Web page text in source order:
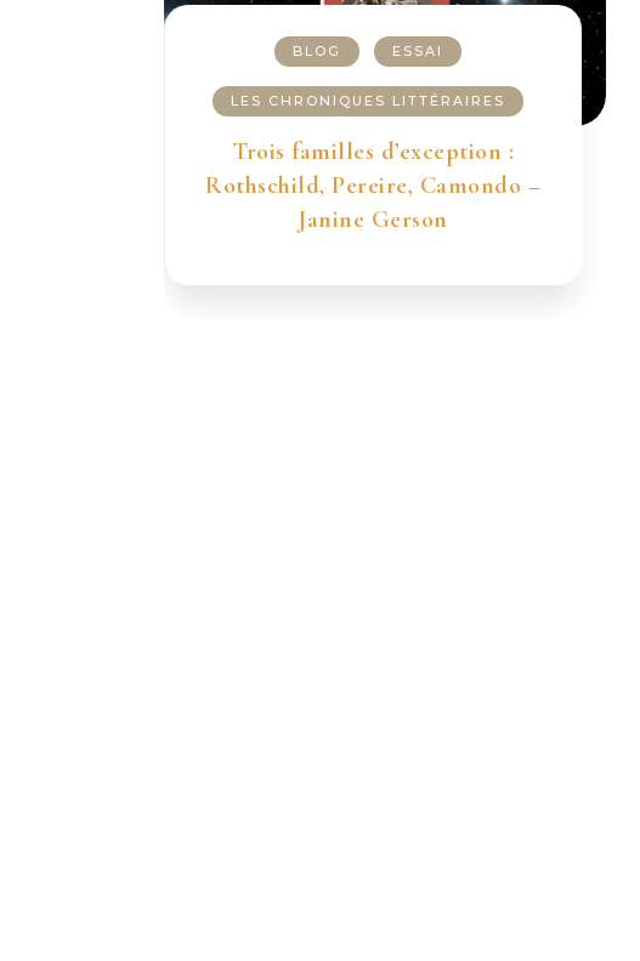
BLOG ESSAI
LES CHRONIQUES LITTÉRAIRES
Trois familles d’exception :
Rothschild, Pereire, Camondo –
Janine Gerson